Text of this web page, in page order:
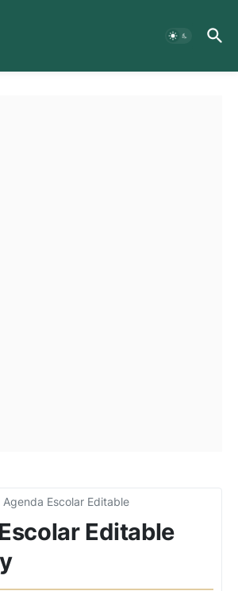
Agenda Escolar Editable
Editable